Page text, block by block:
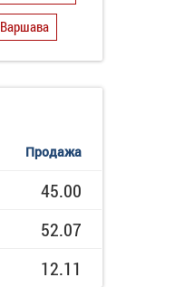
Варшава
Продажа
45.00
52.07
12.11